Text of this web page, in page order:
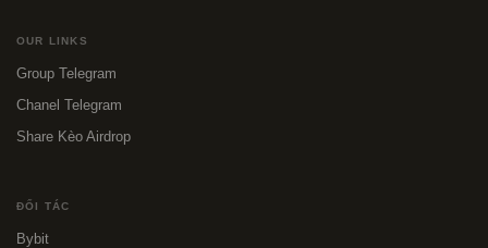
OUR LINKS
Group Telegram
Chanel Telegram
Share Kèo Airdrop
ĐỐI TÁC
Bybit